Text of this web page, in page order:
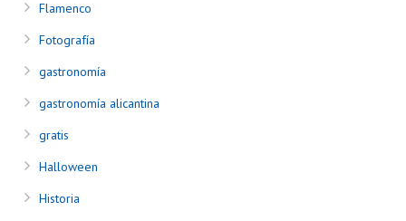
Flamenco
Fotografía
gastronomía
gastronomía alicantina
gratis
Halloween
Historia